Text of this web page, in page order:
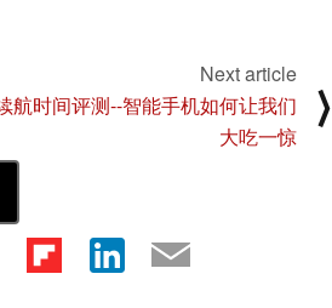
Next article
航时间评测--智能手机如何让我们
大吃一惊
⟩